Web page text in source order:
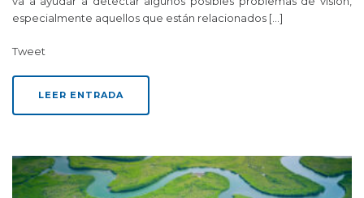
especialmente aquellos que están relacionados […]
Tweet
LEER ENTRADA